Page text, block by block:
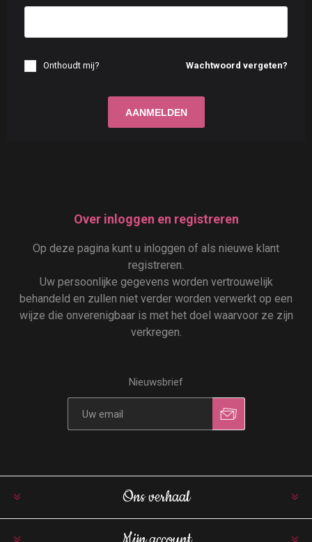
Wachtwoord vergeten?
Onthoudt mij?
Over inloggen en registreren
Op deze pagina kunt u inloggen of als nieuwe klant
registreren.
Uw persoonlijke gegevens worden vertrouwelijk
behandeld en zullen niet verder worden verwerkt op een
wijze die onverenigbaar is met het doel waarvoor ze zijn
verkregen.
Nieuwsbrief
Ons verhaal